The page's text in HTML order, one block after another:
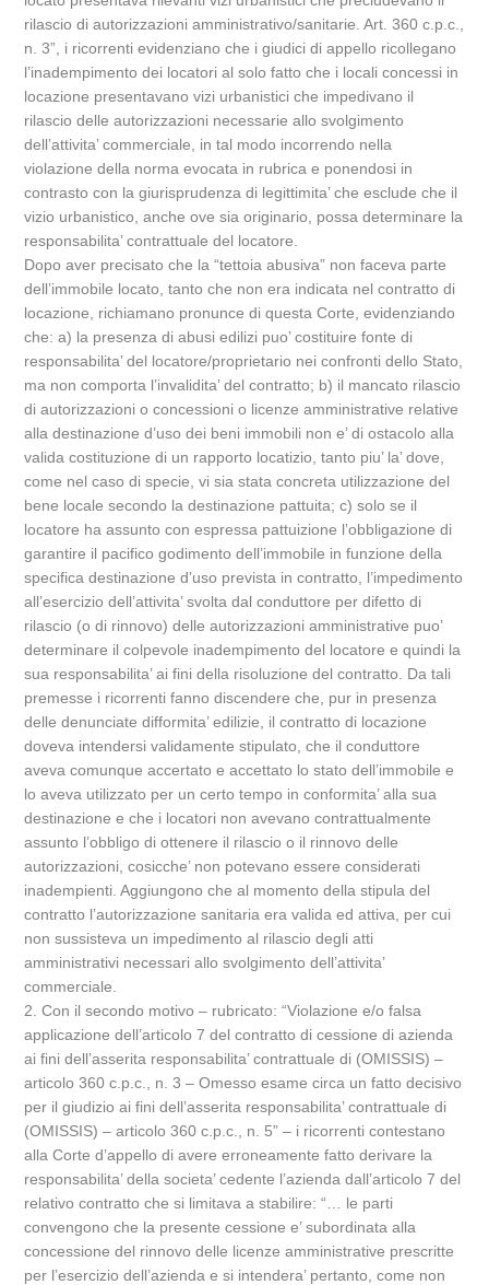
rilascio di autorizzazioni amministrativo/sanitarie. Art. 360 c.p.c.,
n. 3”, i ricorrenti evidenziano che i giudici di appello ricollegano
l’inadempimento dei locatori al solo fatto che i locali concessi in
locazione presentavano vizi urbanistici che impedivano il
rilascio delle autorizzazioni necessarie allo svolgimento
dell’attivita’ commerciale, in tal modo incorrendo nella
violazione della norma evocata in rubrica e ponendosi in
contrasto con la giurisprudenza di legittimita’ che esclude che il
vizio urbanistico, anche ove sia originario, possa determinare la
responsabilita’ contrattuale del locatore.
Dopo aver precisato che la “tettoia abusiva” non faceva parte
dell’immobile locato, tanto che non era indicata nel contratto di
locazione, richiamano pronunce di questa Corte, evidenziando
che: a) la presenza di abusi edilizi puo’ costituire fonte di
responsabilita’ del locatore/proprietario nei confronti dello Stato,
ma non comporta l’invalidita’ del contratto; b) il mancato rilascio
di autorizzazioni o concessioni o licenze amministrative relative
alla destinazione d’uso dei beni immobili non e’ di ostacolo alla
valida costituzione di un rapporto locatizio, tanto piu’ la’ dove,
come nel caso di specie, vi sia stata concreta utilizzazione del
bene locale secondo la destinazione pattuita; c) solo se il
locatore ha assunto con espressa pattuizione l’obbligazione di
garantire il pacifico godimento dell’immobile in funzione della
specifica destinazione d’uso prevista in contratto, l’impedimento
all’esercizio dell’attivita’ svolta dal conduttore per difetto di
rilascio (o di rinnovo) delle autorizzazioni amministrative puo’
determinare il colpevole inadempimento del locatore e quindi la
sua responsabilita’ ai fini della risoluzione del contratto. Da tali
premesse i ricorrenti fanno discendere che, pur in presenza
delle denunciate difformita’ edilizie, il contratto di locazione
doveva intendersi validamente stipulato, che il conduttore
aveva comunque accertato e accettato lo stato dell’immobile e
lo aveva utilizzato per un certo tempo in conformita’ alla sua
destinazione e che i locatori non avevano contrattualmente
assunto l’obbligo di ottenere il rilascio o il rinnovo delle
autorizzazioni, cosicche’ non potevano essere considerati
inadempienti. Aggiungono che al momento della stipula del
contratto l’autorizzazione sanitaria era valida ed attiva, per cui
non sussisteva un impedimento al rilascio degli atti
amministrativi necessari allo svolgimento dell’attivita’
commerciale.
2. Con il secondo motivo – rubricato: “Violazione e/o falsa
applicazione dell’articolo 7 del contratto di cessione di azienda
ai fini dell’asserita responsabilita’ contrattuale di (OMISSIS) –
articolo 360 c.p.c., n. 3 – Omesso esame circa un fatto decisivo
per il giudizio ai fini dell’asserita responsabilita’ contrattuale di
(OMISSIS) – articolo 360 c.p.c., n. 5” – i ricorrenti contestano
alla Corte d’appello di avere erroneamente fatto derivare la
responsabilita’ della societa’ cedente l’azienda dall’articolo 7 del
relativo contratto che si limitava a stabilire: “… le parti
convengono che la presente cessione e’ subordinata alla
concessione del rinnovo delle licenze amministrative prescritte
per l’esercizio dell’azienda e si intendera’ pertanto, come non